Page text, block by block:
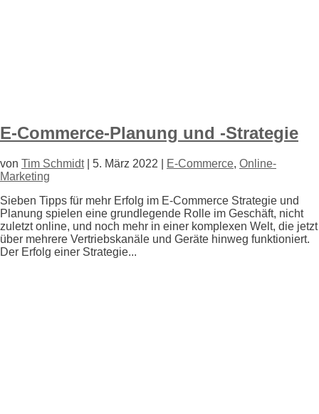
E-Commerce-Planung und -Strategie
von Tim Schmidt| 5. März 2022 E-Commerce, Online-
Marketing
Sieben Tipps für mehr Erfolg im E-Commerce Strategie und
Planung spielen eine grundlegende Rolle im Geschäft, nicht
zuletzt online, und noch mehr in einer komplexen Welt, die jetzt
über mehrere Vertriebskanäle und Geräte hinweg funktioniert.
Der Erfolg einer Strategie...